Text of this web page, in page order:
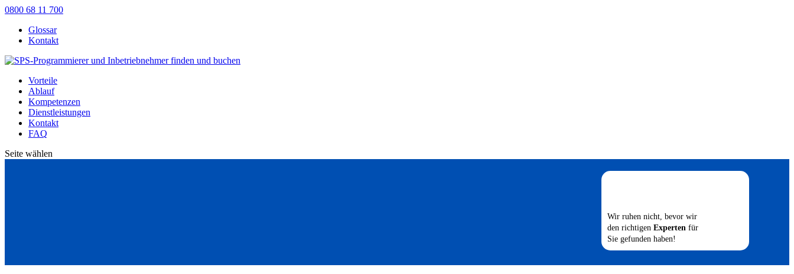
0800 68 11 700
Glossar
Kontakt
Vorteile
Ablauf
Kompetenzen
Dienstleistungen
Kontakt
FAQ
Seite wählen
Wir ruhen nicht, bevor wir
den richtigen Experten für
Sie gefunden haben!